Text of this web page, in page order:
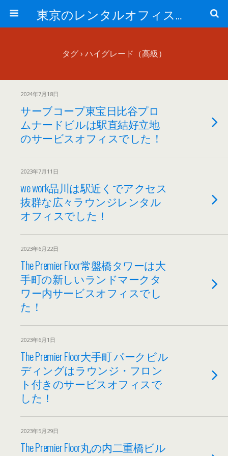
東京のレンタルオフィス、サービスオフィスの現地取材記事ブログ-ROjournal
タグ › ハイグレード（高級）
2024年7月18日
サーブコープ東宝日比谷プロ
ムナードビルは駅直結好立地
のサービスオフィスでした！
2023年7月11日
we work品川は駅近くでアクセス
抜群な広々ラウンジレンタル
オフィスでした！
2023年6月22日
The Premier Floor常盤橋タワーは大
手町の新しいランドマークタ
ワー内サービスオフィスでし
た！
2023年6月1日
The Premier Floor大手町 パークビル
ディングはラウンジ・フロン
ト付きのサービスオフィスで
した！
2023年5月29日
The Premier Floor丸の内二重橋ビル